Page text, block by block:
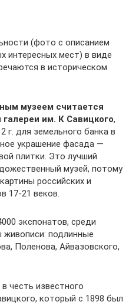
(фото с описанием
интересных мест) в виде
в историческом
музеем считается
им. К Савицкого,
г. для земельного банка в
украшение фасада —
плитки. Это лучший
музей, потому
российских и
17-21 веков.
экспонатов, среди
подлинные
Поленова, Айвазовского,
честь известного
который с 1898 был